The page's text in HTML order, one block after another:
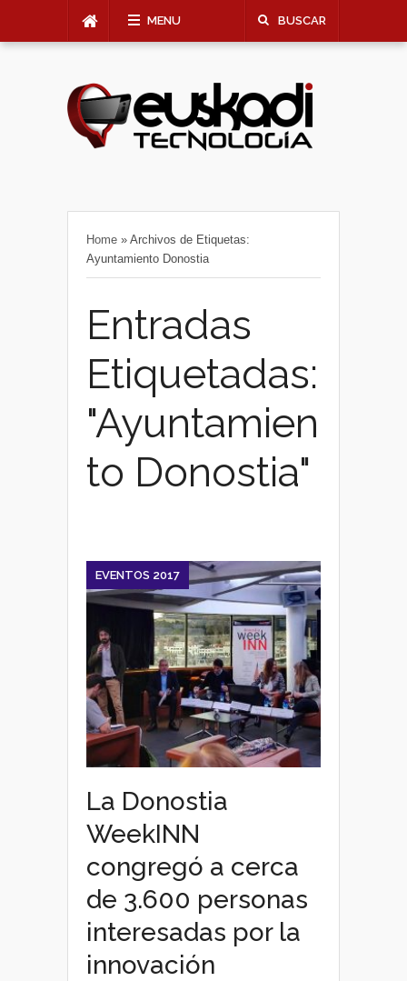
MENU BUSCAR
Home » Archivos de Etiquetas:
Ayuntamiento Donostia
Entradas
Etiquetadas:
"Ayuntamien
to Donostia"
EVENTOS 2017
La Donostia
WeekINN
congregó a cerca
de 3.600 personas
interesadas por la
innovación